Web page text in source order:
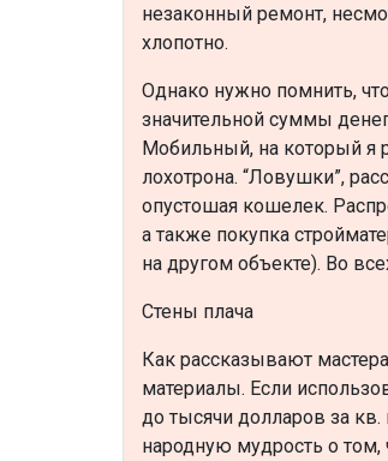
незаконный ремонт,
хлопотно.
Однако нужно помнить,
значительной суммы
Мобильный, на который я
лохотрона. “Ловушки”,
опустошая кошелек.
а также покупка
на другом объекте). Во
Стены плача
Как рассказывают
материалы. Если
до тысячи долларов за
народную мудрость о том,